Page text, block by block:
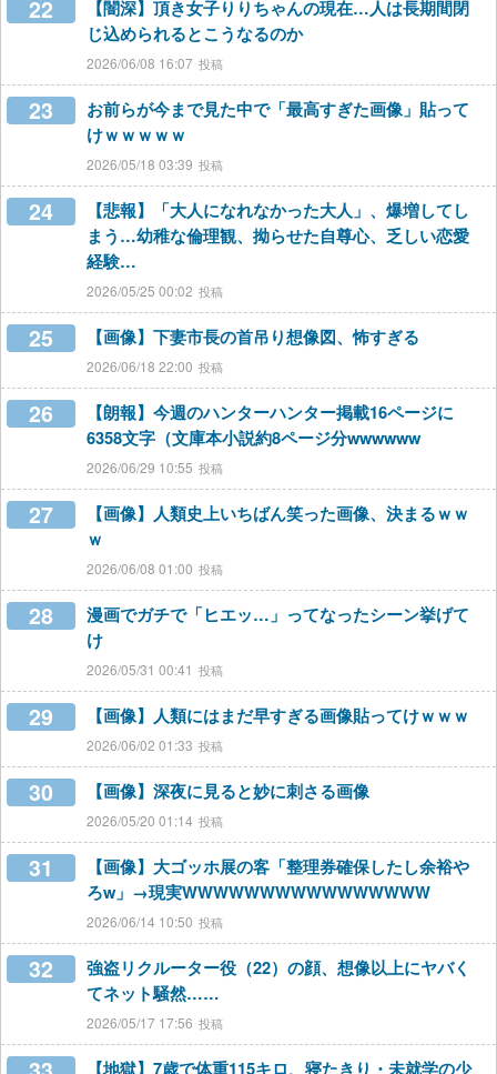
22
【闇深】頂き女子りりちゃんの現在…人は長期間閉
じ込められるとこうなるのか
2026/06/08 16:07
23
お前らが今まで見た中で「最高すぎた画像」貼って
けｗｗｗｗｗ
2026/05/18 03:39
24
【悲報】「大人になれなかった大人」、爆増してし
まう…幼稚な倫理観、拗らせた自尊心、乏しい恋愛
経験…
2026/05/25 00:02
25 【画像】下妻市長の首吊り想像図、怖すぎる
2026/06/18 22:00
26
【朗報】今週のハンターハンター掲載16ページに
6358文字（文庫本小説約8ページ分wwwwww
2026/06/29 10:55
27
【画像】人類史上いちばん笑った画像、決まるｗｗ
ｗ
2026/06/08 01:00
28
漫画でガチで「ヒエッ…」ってなったシーン挙げて
け
2026/05/31 00:41
29 【画像】人類にはまだ早すぎる画像貼ってけｗｗｗ
2026/06/02 01:33
30 【画像】深夜に見ると妙に刺さる画像
2026/05/20 01:14
31
【画像】大ゴッホ展の客「整理券確保したし余裕や
ろw」→現実WWWWWWWWWWWWWWWW
2026/06/14 10:50
32
強盗リクルーター役（22）の顔、想像以上にヤバく
てネット騒然……
2026/05/17 17:56
【地獄】7歳で体重115キロ、寝たきり・未就学の少